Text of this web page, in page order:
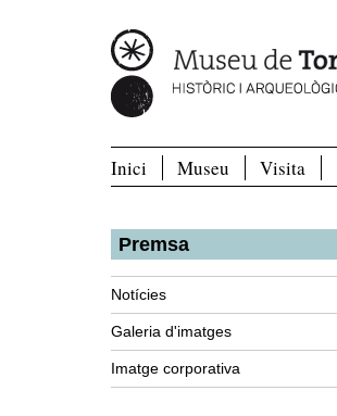
Inici Museu Visita
Premsa
Notícies
Galeria d'imatges
Imatge corporativa